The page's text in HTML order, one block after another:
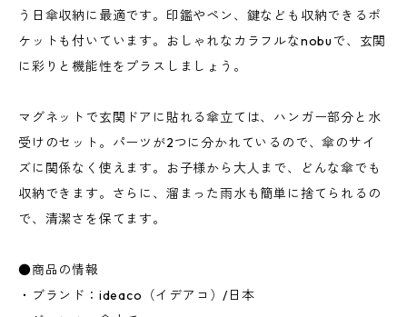
う日傘収納に最適です。印鑑やペン、鍵なども収納できるポ
ケットも付いています。おしゃれなカラフルなnobuで、玄関
に彩りと機能性をプラスしましょう。
マグネットで玄関ドアに貼れる傘立ては、ハンガー部分と水
受けのセット。パーツが2つに分かれているので、傘のサイ
ズに関係なく使えます。お子様から大人まで、どんな傘でも
収納できます。さらに、溜まった雨水も簡単に捨てられるの
で、清潔さを保てます。
●商品の情報
・ブランド：ideaco（イデアコ）/日本